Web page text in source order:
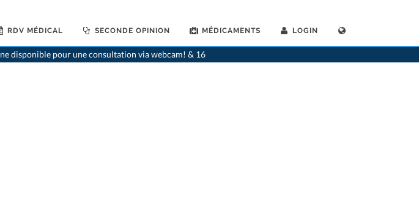
RDV MÉDICAL SECONDE OPINION MÉDICAMENTS LOGIN
disponible pour une consultation via webcam! & 16
>Généralistes>Confignon>Dr. Sylvia Baer>Rendez-vous avec Dr. Sylvia Baer